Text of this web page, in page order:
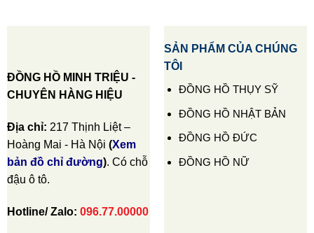
ĐỒNG HỒ MINH TRIỆU -
CHUYÊN HÀNG HIỆU
Địa chỉ: 217 Thịnh Liệt –
Hoàng Mai - Hà Nội (Xem
bản đồ chỉ đường). Có chỗ
đậu ô tô.
Hotline/ Zalo: 096.77.00000
SẢN PHẨM CỦA CHÚNG
TÔI
ĐỒNG HỒ THỤY SỸ
ĐỒNG HỒ NHẬT BẢN
ĐỒNG HỒ ĐỨC
ĐỒNG HỒ NỮ